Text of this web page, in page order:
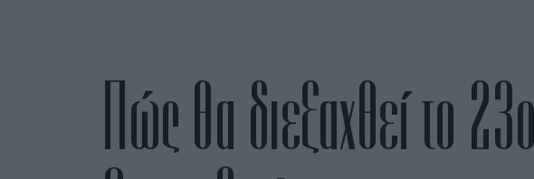
Πώς θα διεξαχθεί το